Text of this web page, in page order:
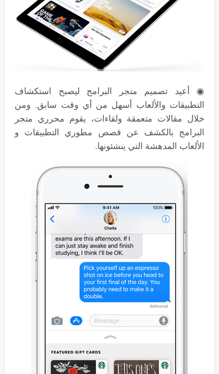
◉ أعيد تصميم متجر البرامج ليصبح استكشاف
التطبيقات والألعاب أسهل من أي وقت سابق. ومن
خلال مقالات متعمقة ولقاءات، يقوم محرري متجر
البرامج بالكشف عن قصص مطوري التطبيقات و
الألعاب المدهشة التي ينشئونها.